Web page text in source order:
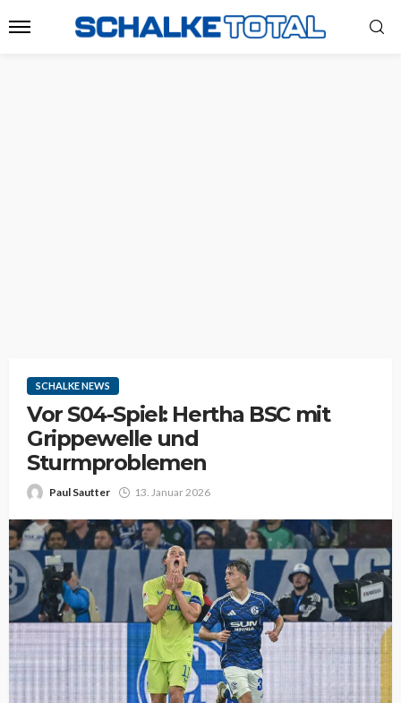
SCHALKE NEWS
Vor S04-Spiel: Hertha BSC mit
Grippewelle und
Sturmproblemen
Paul Sautter 13. Januar 2026